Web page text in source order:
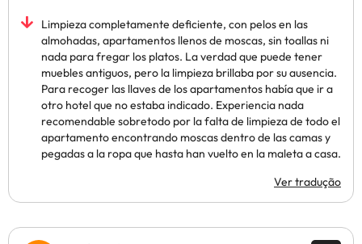
Limpieza completamente deficiente, con pelos en las
almohadas, apartamentos llenos de moscas, sin toallas ni
nada para fregar los platos. La verdad que puede tener
muebles antiguos, pero la limpieza brillaba por su ausencia.
Para recoger las llaves de los apartamentos había que ir a
otro hotel que no estaba indicado. Experiencia nada
recomendable sobretodo por la falta de limpieza de todo el
apartamento encontrando moscas dentro de las camas y
pegadas a la ropa que hasta han vuelto en la maleta a casa.
Ver tradução